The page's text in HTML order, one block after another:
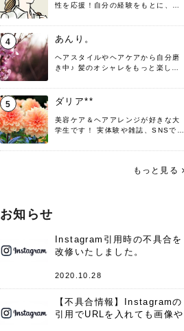
性を応援！自分の経験をもとに、執
4 あんり。
ヘアスタイルやヘアケアから自分磨
き中♪ 髪のオシャレをもっと楽しめ
♡ 役立つ情報をお届けできるように
頑張ります！よろしくお願いしま
5 ダリア**
美容ケア＆ヘアアレンジが好きな大
学生です！ 実体験や雑誌、SNSで知
す。 これからよろしくお願いします
もっと見る
お知らせ
Instagram引用時の不具合を
改修いたしました。
2020.10.28
【不具合情報】Instagramの
引用でURLを入れても画像や